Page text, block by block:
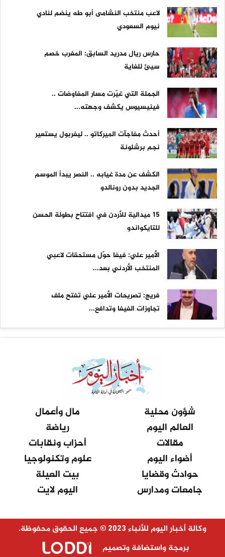
لاعب منتخب النشامى أبو طه ينضم لنادي
نيوم السعودي
حارس ريال مدريد السابق: المغرب خصم
سيئ للغاية
الجملة التي غيّرت مسار المفاوضات ..
فينيسيوس يكشف وجهته...
أحدث مفاجآت الميركاتو .. ليفربول يستعير
نجم برشلونة
الكشف عن مدة غيابه .. النصر يبدأ الموسم
الجديد بدون رونالدو
15 ميدالية للأردن في افتتاح بطولة الحسن
للتايكواندو
الأمير علي: فيفا حوّل مستحقات لاعبي
المنتخب الأردني بعد...
فريج: تصريحات الأمير علي تفتح ملف
تجاوزات الفيفا وتدافع...
شؤون محلية
مال وأعمال
العالم اليوم
رياضة
مقالات
أحزاب ونقابات
أضواء اليوم
علوم وتكنولوجيا
حوادث وقضايا
بيت العيلة
جامعات ومدارس
اليوم لايت
وكالة أخبار اليوم للأنباء 2023 © جميع الحقوق محفوظة.
برمجة واستضافة وتصميم